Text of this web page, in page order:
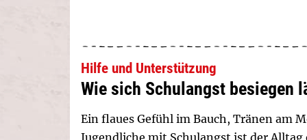
Hilfe und Unterstützung
Wie sich Schulangst besiegen
Ein flaues Gefühl im Bauch, Tränen am
Jugendliche mit Schulangst ist der